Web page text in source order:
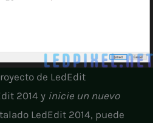
de LedEdit
2014 y inicie un nuevo
LedEdit 2014, puede